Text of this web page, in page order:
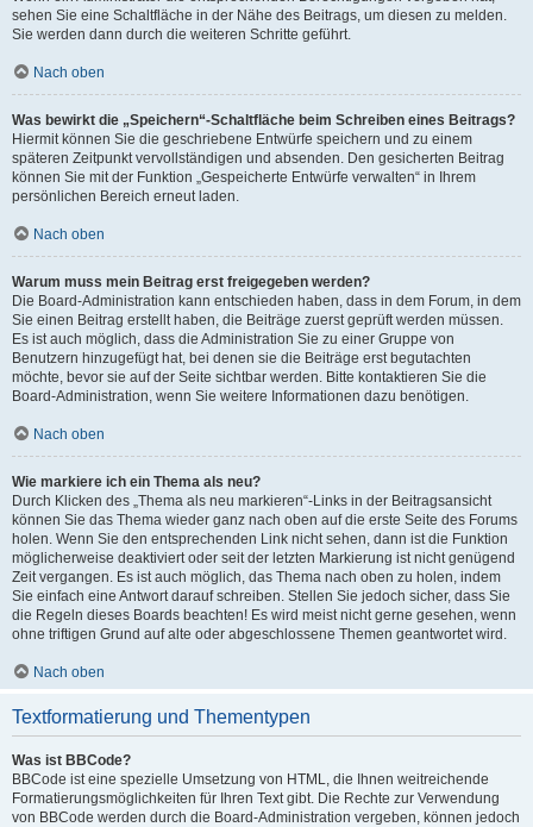
sehen Sie eine Schaltfläche in der Nähe des Beitrags, um diesen zu melden.
Sie werden dann durch die weiteren Schritte geführt.
Nach oben
Was bewirkt die „Speichern“-Schaltfläche beim Schreiben eines Beitrags?
Hiermit können Sie die geschriebene Entwürfe speichern und zu einem
späteren Zeitpunkt vervollständigen und absenden. Den gesicherten Beitrag
können Sie mit der Funktion „Gespeicherte Entwürfe verwalten“ in Ihrem
persönlichen Bereich erneut laden.
Nach oben
Warum muss mein Beitrag erst freigegeben werden?
Die Board-Administration kann entschieden haben, dass in dem Forum, in dem
Sie einen Beitrag erstellt haben, die Beiträge zuerst geprüft werden müssen.
Es ist auch möglich, dass die Administration Sie zu einer Gruppe von
Benutzern hinzugefügt hat, bei denen sie die Beiträge erst begutachten
möchte, bevor sie auf der Seite sichtbar werden. Bitte kontaktieren Sie die
Board-Administration, wenn Sie weitere Informationen dazu benötigen.
Nach oben
Wie markiere ich ein Thema als neu?
Durch Klicken des „Thema als neu markieren“-Links in der Beitragsansicht
können Sie das Thema wieder ganz nach oben auf die erste Seite des Forums
holen. Wenn Sie den entsprechenden Link nicht sehen, dann ist die Funktion
möglicherweise deaktiviert oder seit der letzten Markierung ist nicht genügend
Zeit vergangen. Es ist auch möglich, das Thema nach oben zu holen, indem
Sie einfach eine Antwort darauf schreiben. Stellen Sie jedoch sicher, dass Sie
die Regeln dieses Boards beachten! Es wird meist nicht gerne gesehen, wenn
ohne triftigen Grund auf alte oder abgeschlossene Themen geantwortet wird.
Nach oben
Textformatierung und Thementypen
Was ist BBCode?
BBCode ist eine spezielle Umsetzung von HTML, die Ihnen weitreichende
Formatierungsmöglichkeiten für Ihren Text gibt. Die Rechte zur Verwendung
von BBCode werden durch die Board-Administration vergeben, können jedoch